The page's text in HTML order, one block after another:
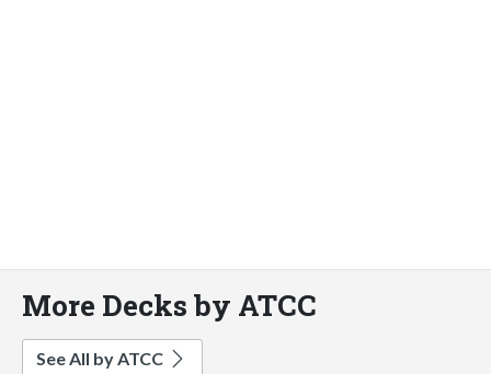
More Decks by ATCC
See All by ATCC